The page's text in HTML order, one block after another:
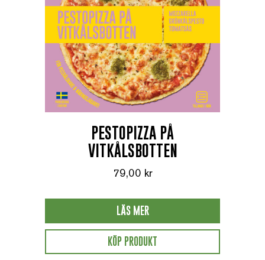
PESTOPIZZA PÅ
VITKÅLSBOTTEN
79,00 kr
LÄS MER
KÖP PRODUKT